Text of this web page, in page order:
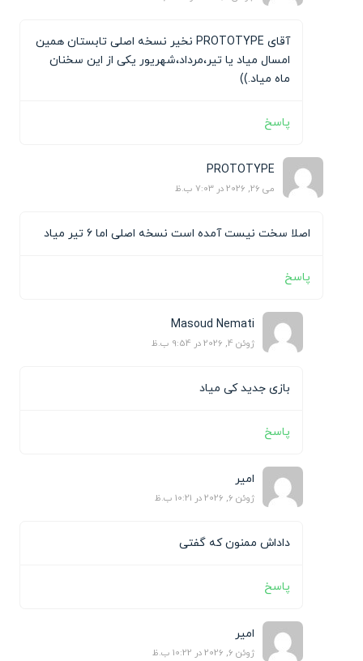
آقای PROTOTYPE نخیر نسخه اصلی تابستان همین
امسال میاد یا تیر،مرداد،شهریور یکی از این سخنان
ماه میاد.))
پاسخ
PROTOTYPE
می 26, 2026 در 7:03 ب.ظ
اصلا سخت نیست آمده است نسخه اصلی اما ۶ تیر میاد
پاسخ
Masoud Nemati
ژوئن 4, 2026 در 9:54 ب.ظ
بازی جدید کی میاد
پاسخ
امیر
ژوئن 6, 2026 در 10:21 ب.ظ
داداش ممنون که گفتی
پاسخ
امیر
ژوئن 6, 2026 در 10:22 ب.ظ